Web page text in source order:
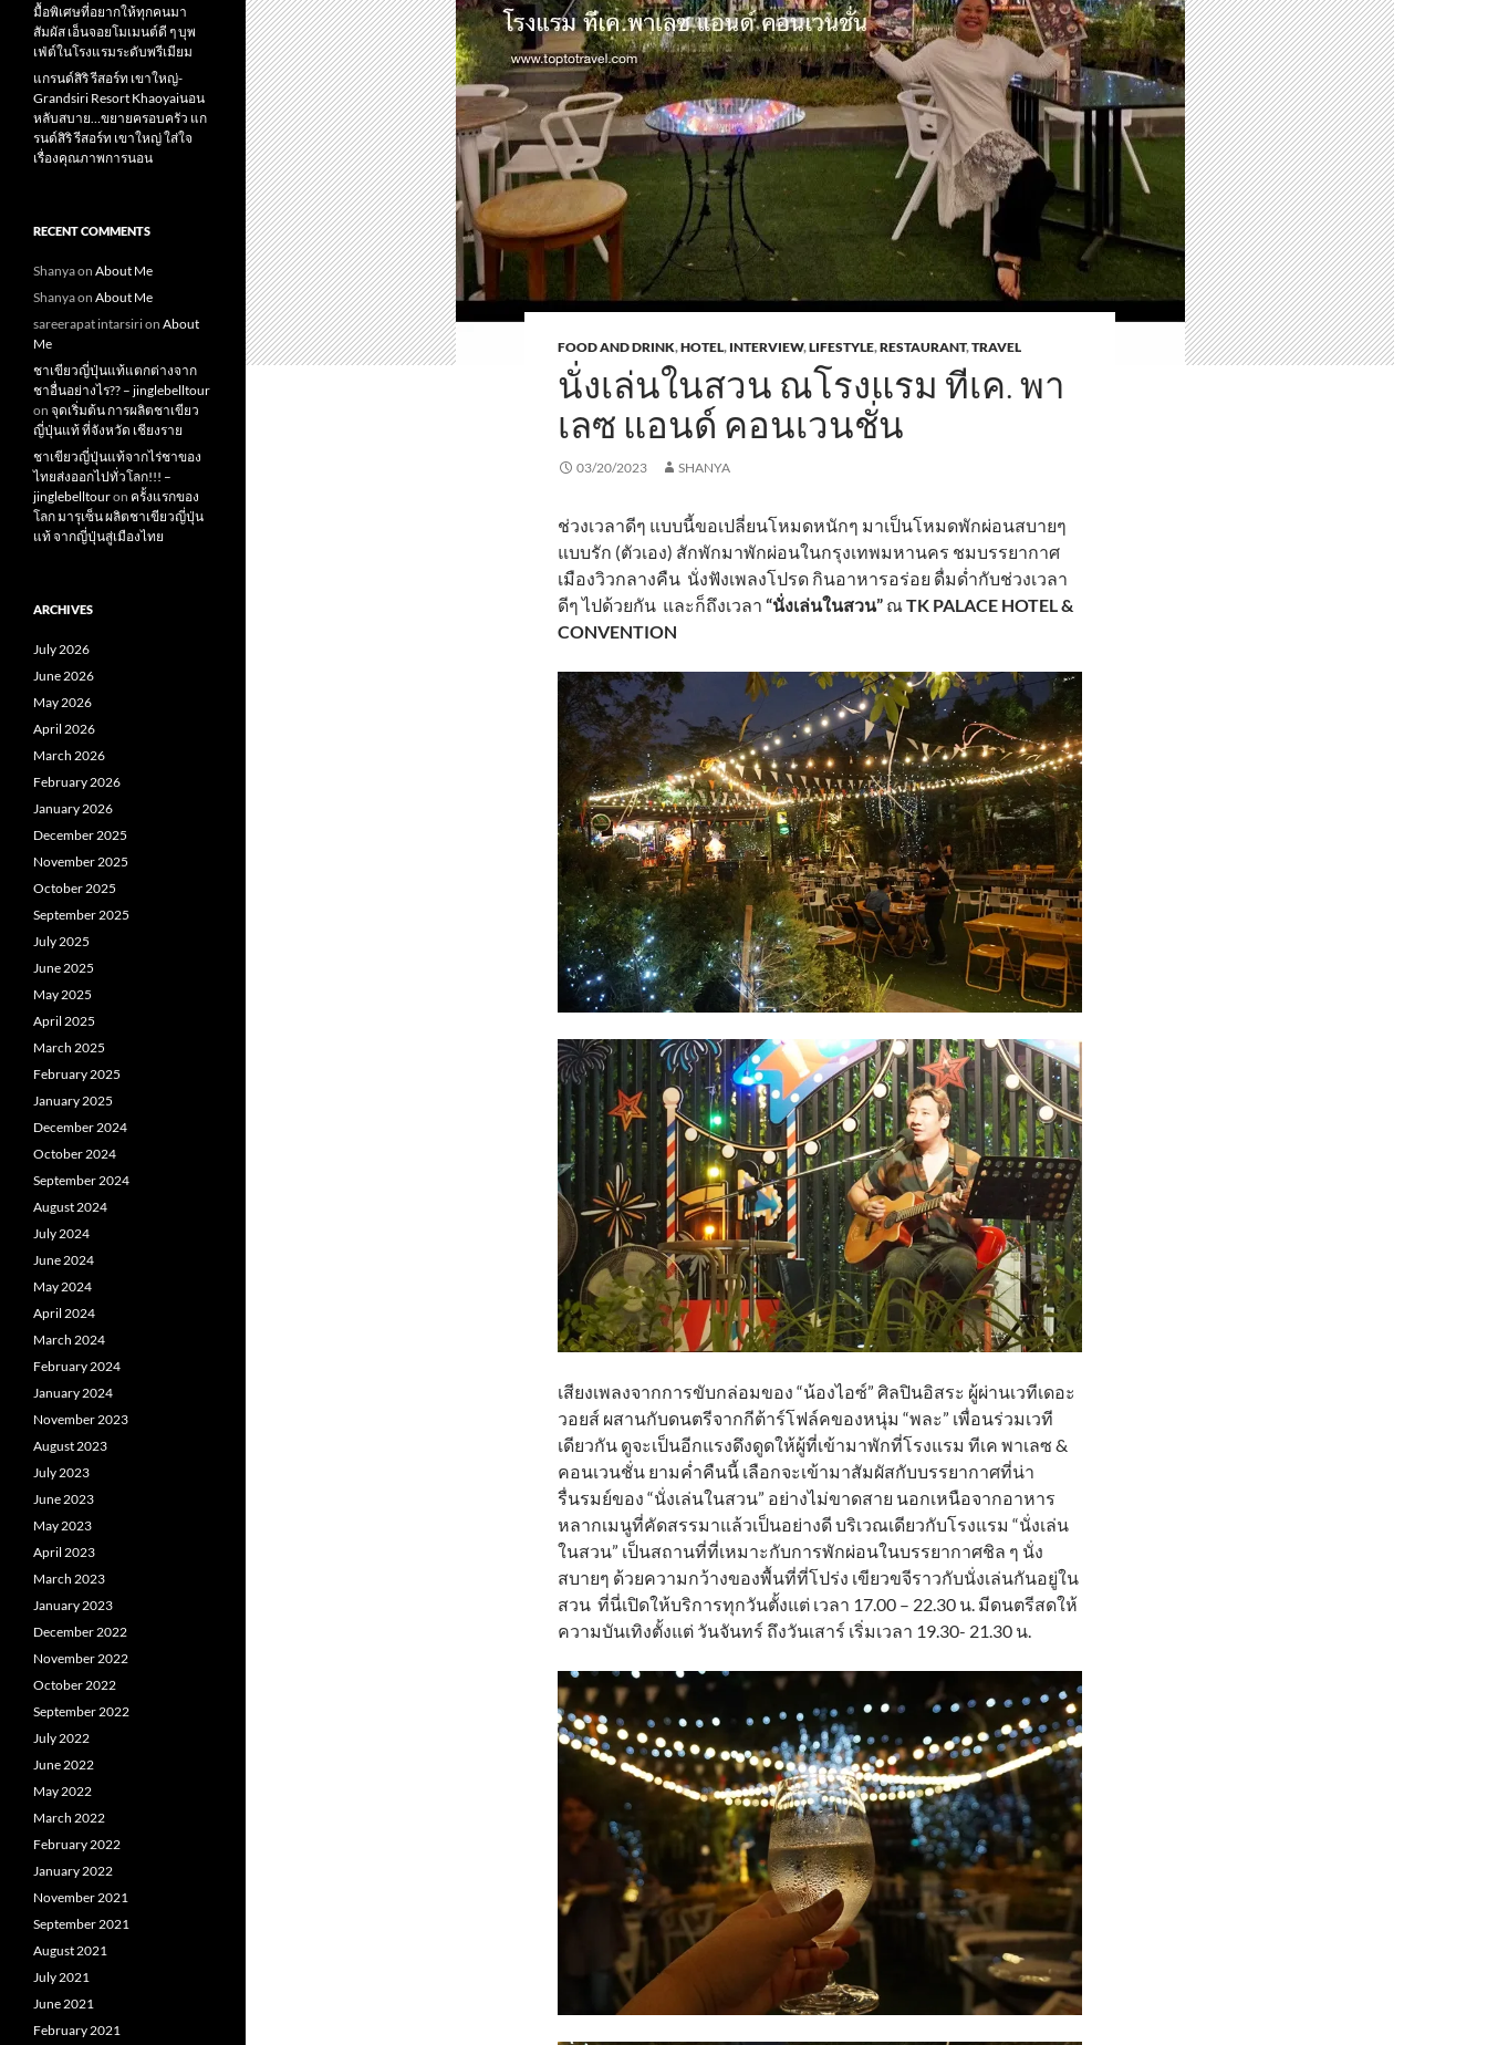
FOOD AND DRINK,HOTEL, INTERVIEW,LIFESTYLE,RESTAURANT,TRAVEL
นั่งเล่นในสวน ณโรงแรม ทีเค. พา
เลซ แอนด์ คอนเวนชั่น
03/20/2023 SHANYA
ช่วงเวลาดีๆ แบบนี้ขอเปลี่ยนโหมดหนักๆ มาเป็นโหมดพักผ่อนสบายๆ
แบบรัก (ตัวเอง) สักพักมาพักผ่อนในกรุงเทพมหานคร ชมบรรยากาศ
เมืองวิวกลางคืน นั่งฟังเพลงโปรด กินอาหารอร่อย ดื่มด่ำกับช่วงเวลา
ดีๆ ไปด้วยกัน และก็ถึงเวลา “นั่งเล่นในสวน” ณTK PALACE HOTEL &
CONVENTION
เสียงเพลงจากการขับกล่อมของ “น้องไอซ์” ศิลปินอิสระ ผู้ผ่านเวทีเดอะ
วอยส์ ผสานกับดนตรีจากกีต้าร์โฟล์คของหนุ่ม “พละ” เพื่อนร่วมเวที
เดียวกัน ดูจะเป็นอีกแรงดึงดูดให้ผู้ที่เข้ามาพักที่โรงแรม ทีเค พาเลซ &
คอนเวนชั่น ยามค่ำคืนนี้ เลือกจะเข้ามาสัมผัสกับบรรยากาศที่น่า
รื่นรมย์ของ “นั่งเล่นในสวน” อย่างไม่ขาดสาย นอกเหนือจากอาหาร
หลากเมนูที่คัดสรรมาแล้วเป็นอย่างดี บริเวณเดียวกับโรงแรม “นั่งเล่น
ในสวน” เป็นสถานที่ที่เหมาะกับการพักผ่อนในบรรยากาศชิล ๆ นั่ง
สบายๆ ด้วยความกว้างของพื้นที่ที่โปร่ง เขียวขจีราวกับนั่งเล่นกันอยู่ใน
สวน ที่นี่เปิดให้บริการทุกวันตั้งแต่ เวลา 17.00 – 22.30 น. มีดนตรีสดให้
ความบันเทิงตั้งแต่ วันจันทร์ ถึงวันเสาร์ เริ่มเวลา 19.30- 21.30 น.
มื้อพิเศษที่อยากให้ทุกคนมา
สัมผัส เอ็นจอยโมเมนต์ดี ๆ บุพ
เฟ่ต์ในโรงแรมระดับพรีเมียม
แกรนด์สิริ​ รีสอร์ท​ เขาใหญ่​-
Grandsiri​ Resort​ Khaoyaiนอน
หลับสบาย…ขยายครอบครัว แก
รนด์สิริ รีสอร์ท เขาใหญ่ ใส่ใจ
เรื่องคุณภาพการนอน
RECENT COMMENTS
Shanyaon About Me
Shanyaon About Me
sareerapat intarsirion About
Me
ชาเขียวญี่ปุ่นแท้แตกต่างจาก
ชาอื่นอย่างไร?? – jinglebelltour
on จุดเริ่มต้น การผลิตชาเขียว
ญี่ปุ่นแท้ ที่จังหวัด เชียงราย
ชาเขียวญี่ปุ่นแท้จากไร่ชาของ
ไทยส่งออกไปทั่วโลก!!! –
jinglebelltouron ครั้งแรกของ
โลก มารุเซ็น ผลิตชาเขียวญี่ปุ่น
แท้ จากญี่ปุ่นสู่เมืองไทย
ARCHIVES
July 2026
June 2026
May 2026
April 2026
March 2026
February 2026
January 2026
December 2025
November 2025
October 2025
September 2025
July 2025
June 2025
May 2025
April 2025
March 2025
February 2025
January 2025
December 2024
October 2024
September 2024
August 2024
July 2024
June 2024
May 2024
April 2024
March 2024
February 2024
January 2024
November 2023
August 2023
July 2023
June 2023
May 2023
April 2023
March 2023
January 2023
December 2022
November 2022
October 2022
September 2022
July 2022
June 2022
May 2022
March 2022
February 2022
January 2022
November 2021
September 2021
August 2021
July 2021
June 2021
February 2021